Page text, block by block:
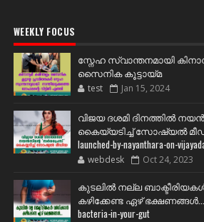
WEEKLY FOCUS
സ്നേഹ സ്വാന്തനമായി
സൈനിക കൂട്ടായ്മ
test Jan 15, 2024
വിജയ ദശമി ദിനത്തില്‍
കൈയ്യടിച്ച് സോഷ്യല്‍ മീഡിയ
launched-by-nayanthara-on-
webdesk Oct 24, 2023
കുടലിൽ നല്ല
കഴിക്കേണ്ട ഏഴ് ഭക്ഷണങ്ങള്‍... 7-
bacteria-in-your-gut